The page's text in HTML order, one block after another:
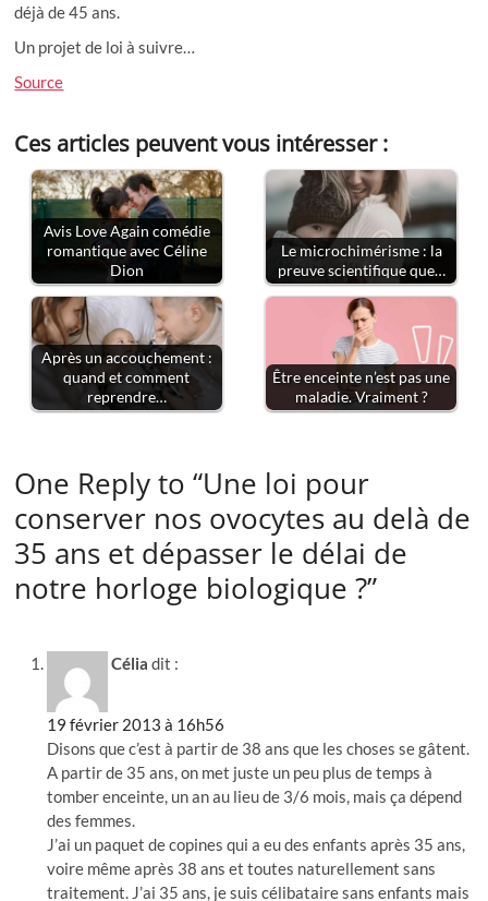
déjà de 45 ans.
Un projet de loi à suivre…
Source
Ces articles peuvent vous intéresser :
Avis Love Again comédie
romantique avec Céline
Dion
Le microchimérisme : la
preuve scientifique que…
Après un accouchement :
quand et comment
reprendre…
Être enceinte n’est pas une
maladie. Vraiment ?
One Reply to “Une loi pour
conserver nos ovocytes au delà de
35 ans et dépasser le délai de
notre horloge biologique ?”
Célia dit :
19 février 2013 à 16h56
Disons que c’est à partir de 38 ans que les choses se gâtent.
A partir de 35 ans, on met juste un peu plus de temps à
tomber enceinte, un an au lieu de 3/6 mois, mais ça dépend
des femmes.
J’ai un paquet de copines qui a eu des enfants après 35 ans,
voire même après 38 ans et toutes naturellement sans
traitement. J’ai 35 ans, je suis célibataire sans enfants mais